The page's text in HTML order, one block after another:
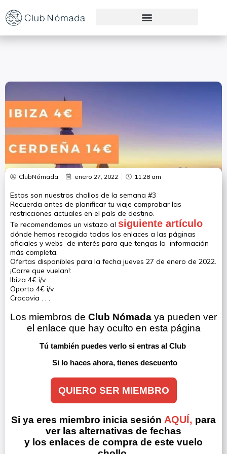
ClubNómada enero 27, 2022 11:28 am
Estos son nuestros chollos de la semana #3
Recuerda antes de planificar tu viaje comprobar las
restricciones actuales en el país de destino.
Te recomendamos un vistazo al siguiente artículo
dónde hemos recogido todos los enlaces a las páginas
oficiales y webs de interés para que tengas la información
más completa.
Ofertas disponibles para la fecha jueves 27 de enero de 2022.
¡Corre que vuelan!:
Ibiza 4€ i/v
Oporto 4€ i/v
Cracovia . . .
Los miembros de Club Nómada ya pueden ver
el enlace que hay oculto en esta página
Tú también puedes verlo si entras al Club
Si lo haces ahora, tienes descuento
QUIERO SER MIEMBRO
Si ya eres miembro inicia sesión AQUÍ, para
ver las alternativas de fechas
y los enlaces de compra de este vuelo